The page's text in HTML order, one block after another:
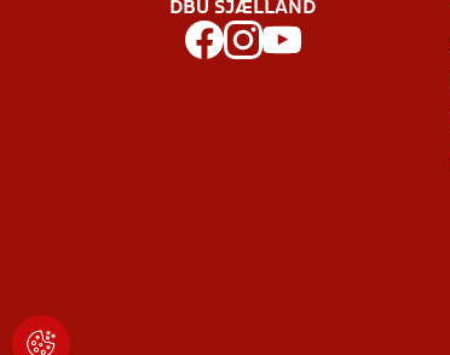
DBU SJÆLLAND